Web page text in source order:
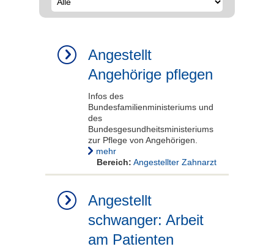
Angestellt
Angehörige pflegen
Infos des
Bundesfamilienministeriums und
des
Bundesgesundheitsministeriums
zur Pflege von Angehörigen.
mehr
Bereich: Angestellter Zahnarzt
Angestellt
schwanger: Arbeit
am Patienten